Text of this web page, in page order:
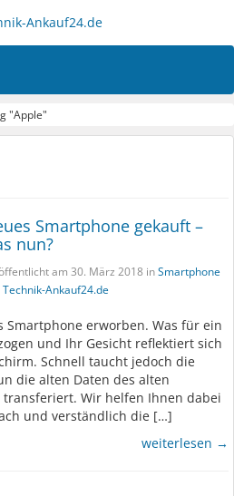
"Apple"
Smartphone gekauft –
nun?
am 30. März 2018 inSmartphone
Technik-Ankauf24.de
Smartphone erworben. Was für ein
und Ihr Gesicht reflektiert sich
Schnell taucht jedoch die
die alten Daten des alten
Wir helfen Ihnen dabei
und verständlich die […]
weiterlesen →